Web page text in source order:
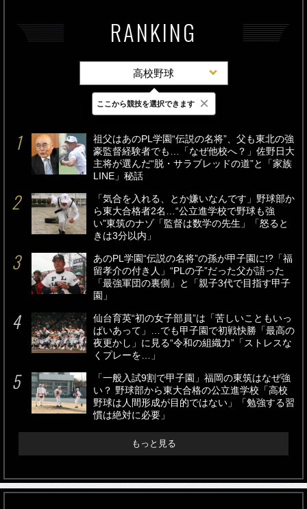
RANKING
高校野球
最新 24時間 週間
祖父はあのPL学園“伝説の名将”、父も東北の強
豪監督経験者でも…「なぜ他校へ？」佐野日大
主将が選んだ“脱・サラブレッドの道”と「家族
LINE」秘話
「気合を入れる、とか嫌いなんです」野球部か
ら東大合格者2名…“公立進学校で野球も強
い”東筑のナゾ「監督は数学の先生」「怒ると
きは3分以内」
あのPL学園“伝説の名将”の孫が甲子園に!?「福
留孝介の付き人」“PLの子”だった父が語った
「最強軍団の裏側」と「親子3代で目指す甲子
園」
仙台育英“初の女子部員”は「苦しいこともいっ
ぱいあって」…でも甲子園で初戦快勝「最高の
夜更かし」に見る“令和の組織力”「ストレスな
くプレーを…」
「一般入試9割で甲子園」福岡の東筑はなぜ強
い？ 野球部から東大合格の公立進学校「高校
野球は人間形成が目的ではない」「勉強する習
慣は絶対に必要」
もっと見る
ここから競技を選択できます ×